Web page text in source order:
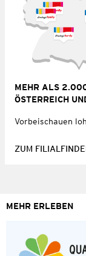
MEHR ALS
ÖSTERREICH
Vorbeischauen
ZUM
MEHR ERLEBEN